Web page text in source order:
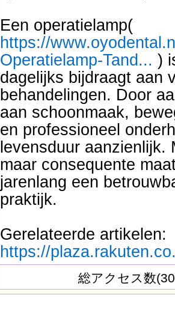
Een operatielamp(
https://
Operatielamp-Tand... )
dagelijks bijdraagt aan
behandelingen. Door
aan schoonmaak,
en professioneel
levensduur aanzienlijk.
maar consequente
jarenlang een
praktijk.
Gerelateerde artikelen:
https://
総アクセス数